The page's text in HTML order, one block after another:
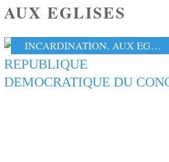
AUX EGLISES
INCARDINATION, AUX EGLISES